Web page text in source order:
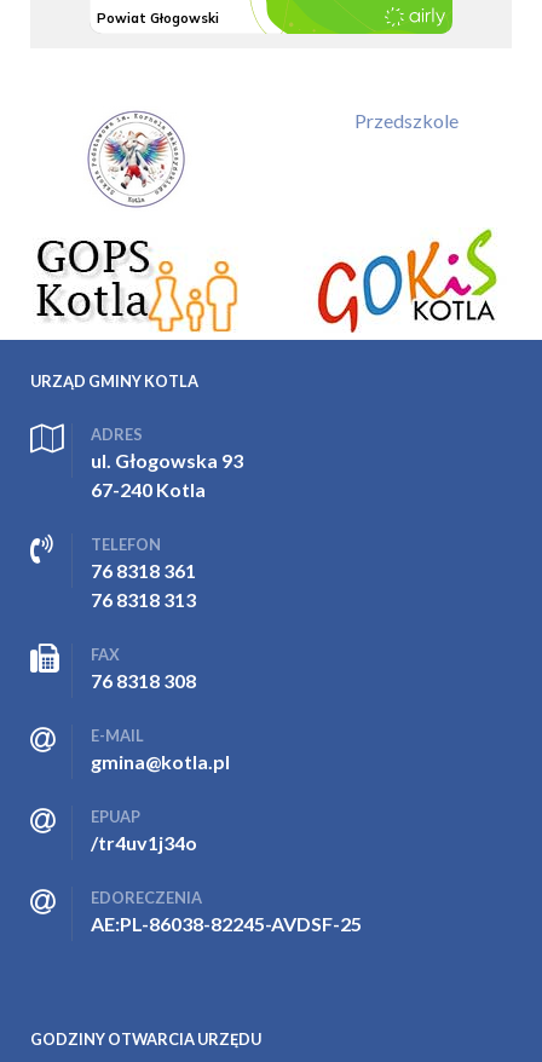
Przedszkole
URZĄD GMINY KOTLA
ADRES
ul. Głogowska 93
67-240 Kotla
TELEFON
76 8318 361
76 8318 313
FAX
76 8318 308
E-MAIL
gmina@kotla.pl
EPUAP
/tr4uv1j34o
EDORECZENIA
AE:PL-86038-82245-AVDSF-25
GODZINY OTWARCIA URZĘDU